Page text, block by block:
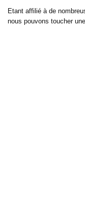
Etant affilié à de
nous pouvons toucher